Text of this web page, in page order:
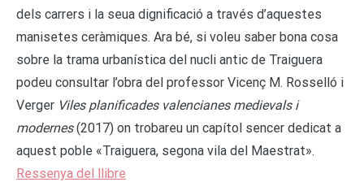
dels carrers i la seua dignificació a través d’aquestes
manisetes ceràmiques. Ara bé, si voleu saber bona cosa
sobre la trama urbanística del nucli antic de Traiguera
podeu consultar l’obra del professor Vicenç M. Rosselló i
Verger Viles planificades valencianes medievals i
modernes(2017) on trobareu un capítol sencer dedicat a
aquest poble «Traiguera, segona vila del Maestrat».
Ressenya del llibre